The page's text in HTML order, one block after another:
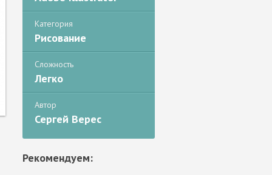
Категория
Рисование
Сложность
Легко
Автор
Сергей Верес
Рекомендуем: